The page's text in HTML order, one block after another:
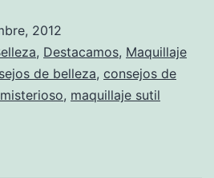
2012
, Destacamos, Maquillaje
de belleza, consejos de
, maquillaje sutil